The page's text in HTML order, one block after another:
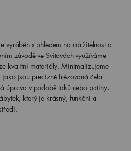
vyráběn s ohledem na udržitelnost a
závodě ve Svitavách využíváme
kvalitní materiály. Minimalizujeme
jsou precizně frézovaná čela
úprava v podobě laků nebo patiny.
který je krásný, funkční a